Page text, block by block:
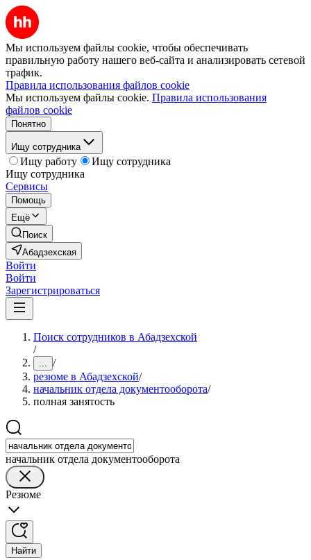
Мы используем файлы cookie, чтобы обеспечивать
правильную работу нашего веб-сайта и анализировать сетевой
трафик.
Правила использования файлов cookie
Мы используем файлы cookie. Правила использования
файлов cookie
Понятно
Ищу сотрудника
Ищу работу
Ищу сотрудника
Ищу сотрудника
Сервисы
Помощь
Ещё
Поиск
Абадзехская
Войти
Войти
Зарегистрироваться
Поиск сотрудников в Абадзехской
/
... /
резюме в Абадзехской/
начальник отдела документооборота/
полная занятость
начальник отдела документооборота
Резюме
Найти